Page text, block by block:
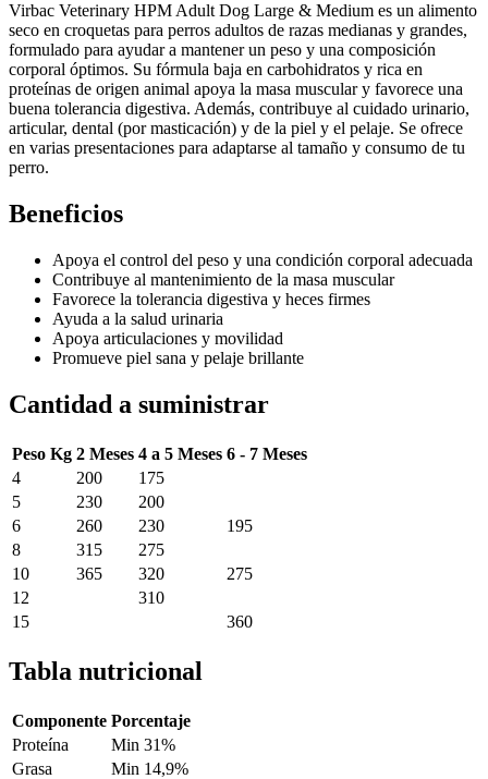
Virbac Veterinary HPM Adult Dog Large & Medium es un alimento
seco en croquetas para perros adultos de razas medianas y grandes,
formulado para ayudar a mantener un peso y una composición
corporal óptimos. Su fórmula baja en carbohidratos y rica en
proteínas de origen animal apoya la masa muscular y favorece una
buena tolerancia digestiva. Además, contribuye al cuidado urinario,
articular, dental (por masticación) y de la piel y el pelaje. Se ofrece
en varias presentaciones para adaptarse al tamaño y consumo de tu
perro.
Beneficios
Apoya el control del peso y una condición corporal adecuada
Contribuye al mantenimiento de la masa muscular
Favorece la tolerancia digestiva y heces firmes
Ayuda a la salud urinaria
Apoya articulaciones y movilidad
Promueve piel sana y pelaje brillante
Cantidad a suministrar
Peso Kg 2 Meses 4 a 5 Meses 6 - 7 Meses
4
200
175
5
230
200
6
260 230
195
8
315
275
10
365 320
275
12
310
15
360
Tabla nutricional
Componente Porcentaje
Proteína
Min 31%
Grasa
Min 14,9%